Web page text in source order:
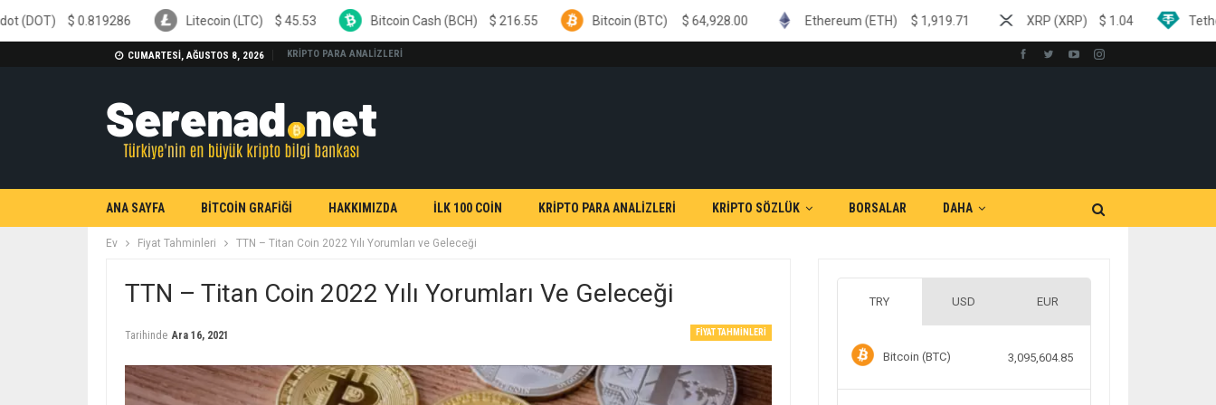
CUMARTESI, AĞUSTOS 8, 2026 KRİPTO PARA ANALİZLERİ
ANA SAYFA BİTCOİN GRAFİĞİ HAKKIMIZDA İLK 100 COİN KRİPTO PARA ANALİZLERİ KRİPTO SÖZLÜK BORSALAR DAHA
Ev Fiyat Tahminleri TTN – Titan Coin 2022 Yılı Yorumları ve Geleceği
TTN – Titan Coin 2022 Yılı Yorumları Ve Geleceği
FIYAT TAHMINLERI
Tarihinde Ara 16, 2021
TRY USD EUR
Bitcoin (BTC) 3,095,604.85
Litecoin (LTC) $ 45.53 Bitcoin Cash (BCH) $216.55 Bitcoin (BTC) $ 64,928.00 Ethereum (ETH) $1,919.71 XRP (XRP) 1.04 Tether (USDT) $